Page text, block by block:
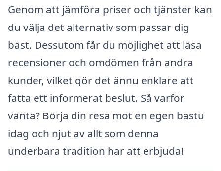
Genom att jämföra priser och tjänster kan
du välja det alternativ som passar dig
bäst. Dessutom får du möjlighet att läsa
recensioner och omdömen från andra
kunder, vilket gör det ännu enklare att
fatta ett informerat beslut. Så varför
vänta? Börja din resa mot en egen bastu
idag och njut av allt som denna
underbara tradition har att erbjuda!